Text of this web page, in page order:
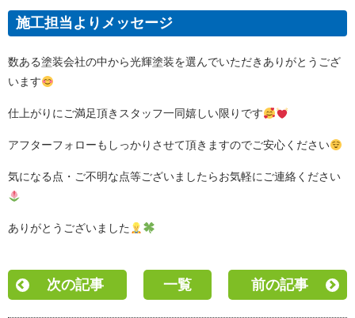
施工担当よりメッセージ
数ある塗装会社の中から光輝塗装を選んでいただきありがとうござ
います
仕上がりにご満足頂きスタッフ一同嬉しい限りです
アフターフォローもしっかりさせて頂きますのでご安心ください
気になる点・ご不明な点等ございましたらお気軽にご連絡ください
ありがとうございました
次の記事 一覧 前の記事